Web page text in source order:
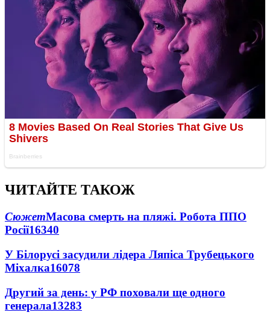
ЧИТАЙТЕ ТАКОЖ
СюжетМасова смерть на пляжі. Робота ППО
Росії16340
У Білорусі засудили лідера Ляпіса Трубецького
Міхалка16078
Другий за день: у РФ поховали ще одного
генерала13283